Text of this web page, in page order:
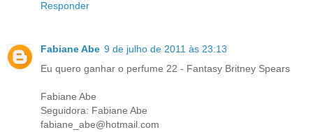
Responder
Fabiane Abe 9 de julho de 2011 às 23:13
Eu quero ganhar o perfume 22 - Fantasy Britney Spears
Fabiane Abe
Seguidora: Fabiane Abe
fabiane_abe@hotmail.com